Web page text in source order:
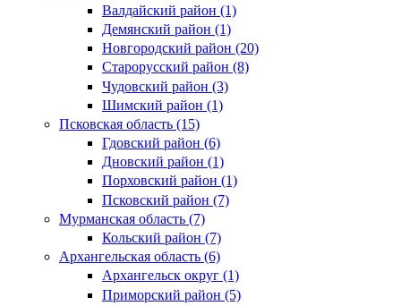
Валдайский район (1)
Демянский район (1)
Новгородский район (20)
Старорусский район (8)
Чудовский район (3)
Шимский район (1)
Псковская область (15)
Гдовский район (6)
Дновский район (1)
Порховский район (1)
Псковский район (7)
Мурманская область (7)
Кольский район (7)
Архангельская область (6)
Архангельск округ (1)
Приморский район (5)